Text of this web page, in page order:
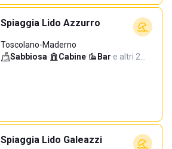
Spiaggia Lido Azzurro
Toscolano-Maderno
Sabbiosa· Cabine· Bar·e altri 2…
Spiaggia Lido Galeazzi